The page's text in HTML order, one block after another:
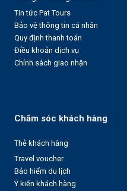
Tin tức Pat Tours
Bảo vệ thông tin cá nhân
Quy định thanh toán
Điều khoản dịch vụ
Chính sách giao nhận
Chăm sóc khách hàng
Thẻ khách hàng
Travel voucher
Bảo hiểm du lịch
Ý kiến khách hàng